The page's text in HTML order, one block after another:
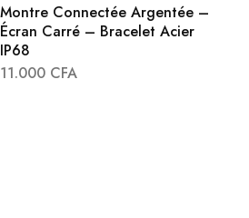
Montre Connectée Argentée –
Écran Carré – Bracelet Acier
IP68
11.000 CFA